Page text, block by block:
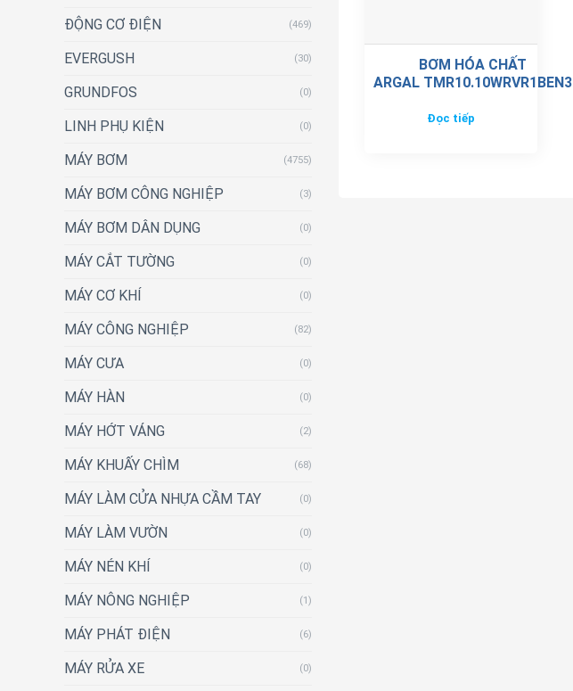
ĐỘNG CƠ ĐIỆN (469)
EVERGUSH (30)
GRUNDFOS (0)
LINH PHỤ KIỆN (0)
MÁY BƠM (4755)
MÁY BƠM CÔNG NGHIỆP (3)
MÁY BƠM DÂN DỤNG (0)
MÁY CẮT TƯỜNG (0)
MÁY CƠ KHÍ (0)
MÁY CÔNG NGHIỆP (82)
MÁY CƯA (0)
MÁY HÀN (0)
MÁY HỚT VÁNG (2)
MÁY KHUẤY CHÌM (68)
MÁY LÀM CỬA NHỰA CẦM TAY (0)
MÁY LÀM VƯỜN (0)
MÁY NÉN KHÍ (0)
MÁY NÔNG NGHIỆP (1)
MÁY PHÁT ĐIỆN (6)
MÁY RỬA XE (0)
BƠM HÓA CHẤT
ARGAL TMR10.10WRVR1BEN3
Đọc tiếp